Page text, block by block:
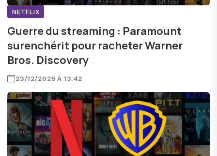
NETFLIX
Guerre du streaming : Paramount
surenchérit pour racheter Warner
Bros. Discovery
23/12/2025 À 13:42